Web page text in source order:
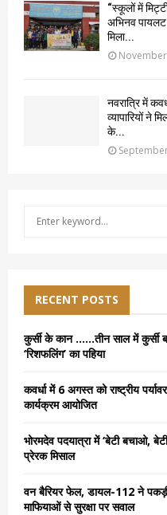
“स्कूलों में
अभिनव
मिला...
नवरात्रि में
व्यापारियों ने
के...
f
r
RECENT POSTS
कुर्सी के कान ……तीन साल में कुर्सी
‘रिशफलिंग’ का पहिया
कवर्धा में 6 अगस्त को राष्ट्रीय
कार्यक्रम आयोजित
भोरमदेव पदयात्रा में ‘बेटी बचाओ,
प्रेरक मिसाल
वन बैरियर फेल, डायल-112 ने
माफियाओं से सुरक्षा पर सवाल